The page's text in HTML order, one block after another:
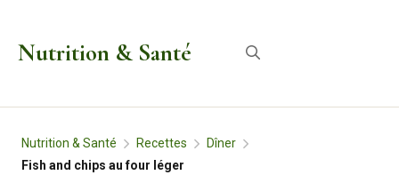
Nutrition & Santé
Nutrition & Santé Recettes
Dîner
Fish and chips au four léger